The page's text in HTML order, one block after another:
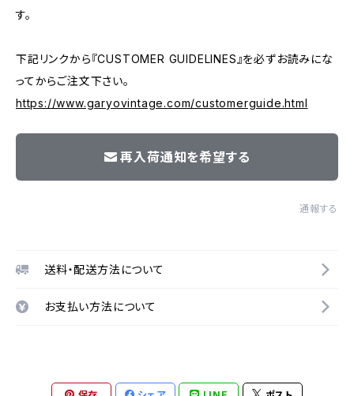
す。
下記リンクから『CUSTOMER GUIDELINES』を必ずお読みにな
ってからご注文下さい。
https://www.garyovintage.com/customerguide.html
再入荷通知を希望する
通報する
送料・配送方法について
お支払い方法について